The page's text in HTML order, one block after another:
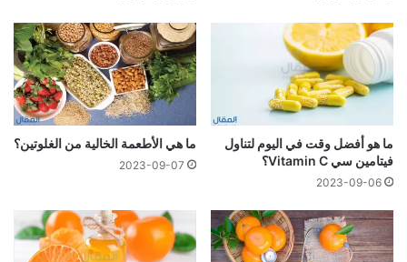
ما هو أفضل وقت في اليوم لتناول
فيتامين سي Vitamin C؟
2023-09-06
ما هي الأطعمة الخالية من الغلوتين؟
2023-09-07